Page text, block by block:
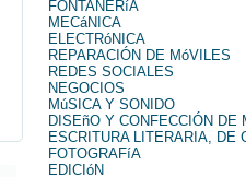
FONTANERíA
MECáNICA
ELECTRóNICA
REPARACIÓN DE MóVILES
REDES SOCIALES
NEGOCIOS
MúSICA Y SONIDO
DISEñO Y CONFECCIÓN DE
ESCRITURA LITERARIA, DE
FOTOGRAFíA
EDICIóN